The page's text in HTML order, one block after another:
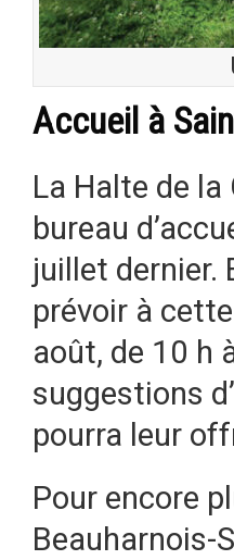
Accueil à
La Halte de
bureau
juillet dernier.
prévoir à
août, de 10 h
suggestions
pourra leur
Pour encore
Beauharnois-